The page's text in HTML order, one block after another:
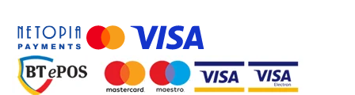
Invertoare
Sisteme de prindere
Statii de incarcare EV